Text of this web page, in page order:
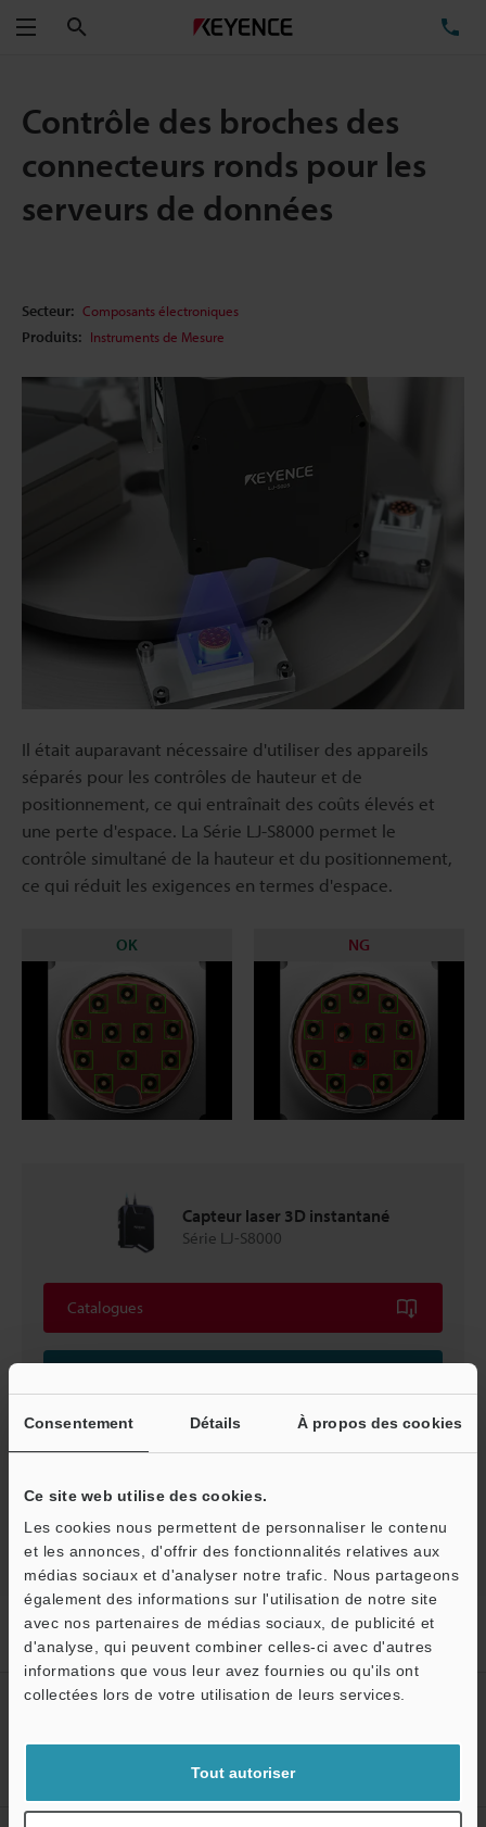
Consentement Détails À propos des cookies
Ce site web utilise des cookies.
Les cookies nous permettent de personnaliser le contenu
et les annonces, d'offrir des fonctionnalités relatives aux
médias sociaux et d'analyser notre trafic. Nous partageons
également des informations sur l'utilisation de notre site
avec nos partenaires de médias sociaux, de publicité et
d'analyse, qui peuvent combiner celles-ci avec d'autres
informations que vous leur avez fournies ou qu'ils ont
collectées lors de votre utilisation de leurs services.
Tout autoriser
Menu
Contrôle des broches des
connecteurs ronds pour les
serveurs de données
Secteur: Composants électroniques
Produits: Instruments de Mesure
Il était auparavant nécessaire d'utiliser des appareils
séparés pour les contrôles de hauteur et de
positionnement, ce qui entraînait des coûts élevés et
une perte d'espace. La Série LJ-S8000 permet le
contrôle simultané de la hauteur et du positionnement,
ce qui réduit les exigences en termes d'espace.
OK NG
Capteur laser 3D instantané
Série LJ-S8000
Catalogues
application »
Accueil Solutions
Contrôle des broches des connecteurs ronds
pour les serveurs de données
Créez votre compte KEYENCE
Inscrivez-vous maintenant!